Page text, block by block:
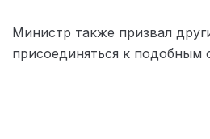
Министр также призвал
присоединяться к подобным